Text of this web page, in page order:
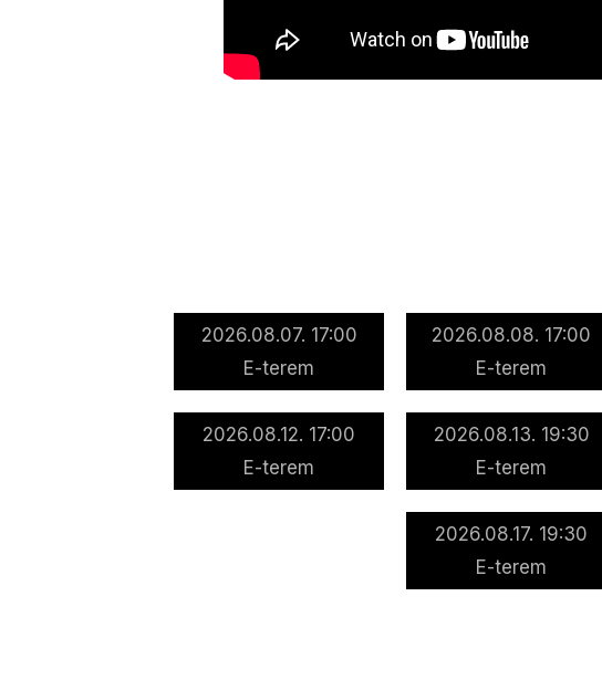
2026.08.07. 17:00
E-terem
2026.08.08. 17:00
E-terem
2026.08.12. 17:00
E-terem
2026.08.13. 19:30
E-terem
2026.08.17. 19:30
E-terem